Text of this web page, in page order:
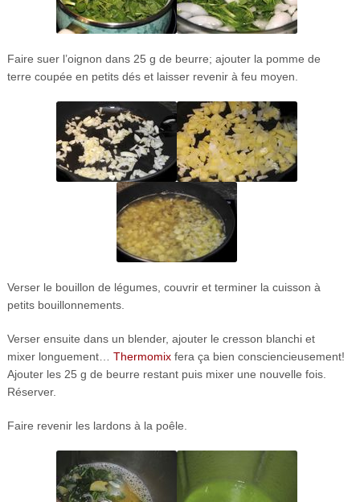
Faire suer l’oignon dans 25 g de beurre; ajouter la pomme de
terre coupée en petits dés et laisser revenir à feu moyen.
Verser le bouillon de légumes, couvrir et terminer la cuisson à
petits bouillonnements.
Verser ensuite dans un blender, ajouter le cresson blanchi et
mixer longuement… Thermomixfera ça bien consciencieusement!
Ajouter les 25 g de beurre restant puis mixer une nouvelle fois.
Réserver.
Faire revenir les lardons à la poêle.